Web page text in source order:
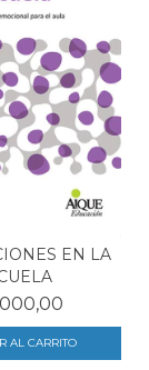
EN LA